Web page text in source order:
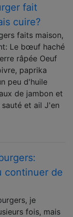
fait
cuire?
faits maison,
Le bœuf haché
râpée Oeuf
paprika
peu d'huile
de jambon et
et ail J'en
continuer de
je
fois, mais